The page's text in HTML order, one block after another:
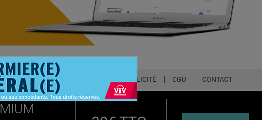
QUI SOMMES-NOUS ? PUBLICITÉ CGU CONTACT